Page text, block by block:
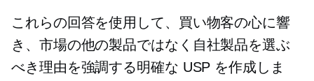
これらの回答を使用して、買い物客の心に響
き、市場の他の製品ではなく自社製品を選ぶ
べき理由を強調する明確な USP を作成しま